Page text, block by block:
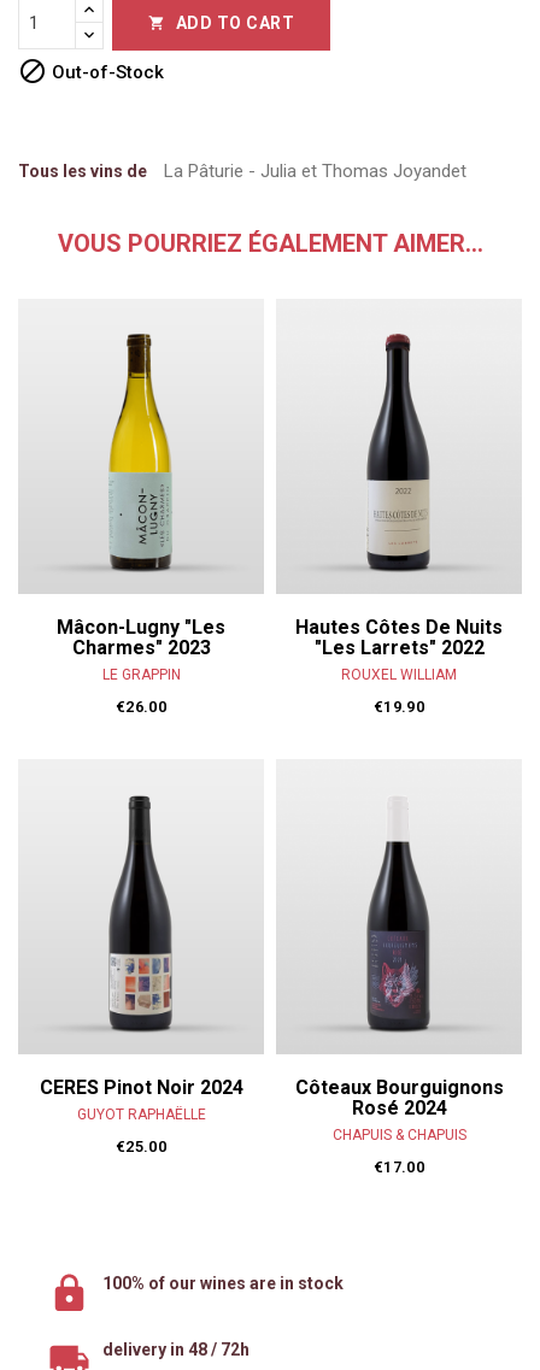
 ADD TO CART
 Out-of-Stock
Tous les vins de La Pâturie - Julia et Thomas Joyandet
VOUS POURRIEZ ÉGALEMENT AIMER...
Mâcon-Lugny "Les
Charmes" 2023
LE GRAPPIN
€26.00
Hautes Côtes De Nuits
"Les Larrets" 2022
ROUXEL WILLIAM
€19.90
CERES Pinot Noir 2024
GUYOT RAPHAËLLE
€25.00
Côteaux Bourguignons
Rosé 2024
CHAPUIS & CHAPUIS
€17.00
100% of our wines are in stock
delivery in 48 / 72h